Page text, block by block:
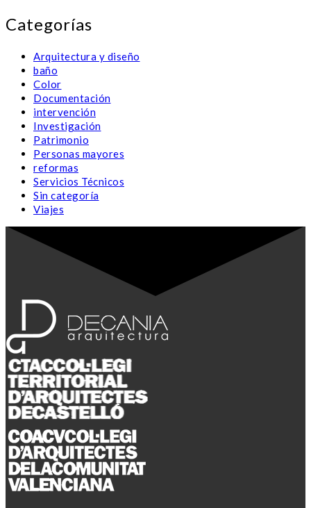
Categorías
Arquitectura y diseño
baño
Color
Documentación
intervención
Investigación
Patrimonio
Personas mayores
reformas
Servicios Técnicos
Sin categoría
Viajes